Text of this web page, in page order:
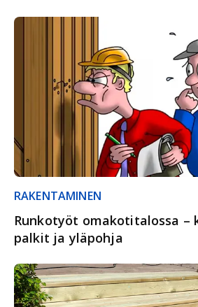
RAKENTAMINEN
Runkotyöt omakotitalossa –
palkit ja yläpohja